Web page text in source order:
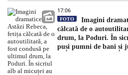
17:06
FOTO
Imagini
călcată de o
drum, la Poduri. În
puși pumni de bani și